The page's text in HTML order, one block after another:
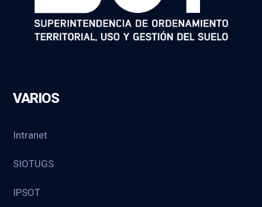
VARIOS
Intranet
SIOTUGS
IPSOT